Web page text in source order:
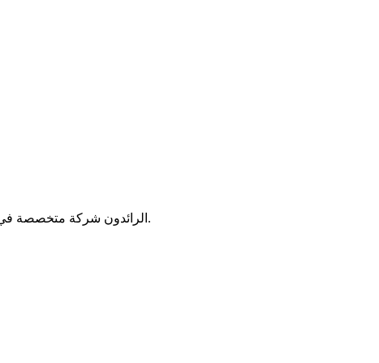
الرائدون شركة متخصصة في حفر الآبار وبناء المساجد والفصول الدراسية في الدول النامية نسعى لأن نكون المكملين الأفضل في مجال حفر الابار و البناء العمراني.